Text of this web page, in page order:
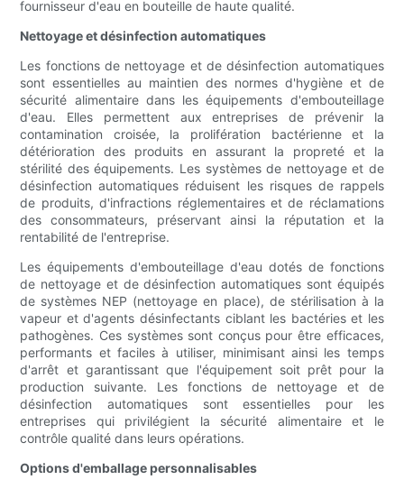
fournisseur d'eau en bouteille de haute qualité.
Nettoyage et désinfection automatiques
Les fonctions de nettoyage et de désinfection automatiques
sont essentielles au maintien des normes d'hygiène et de
sécurité alimentaire dans les équipements d'embouteillage
d'eau. Elles permettent aux entreprises de prévenir la
contamination croisée, la prolifération bactérienne et la
détérioration des produits en assurant la propreté et la
stérilité des équipements. Les systèmes de nettoyage et de
désinfection automatiques réduisent les risques de rappels
de produits, d'infractions réglementaires et de réclamations
des consommateurs, préservant ainsi la réputation et la
rentabilité de l'entreprise.
Les équipements d'embouteillage d'eau dotés de fonctions
de nettoyage et de désinfection automatiques sont équipés
de systèmes NEP (nettoyage en place), de stérilisation à la
vapeur et d'agents désinfectants ciblant les bactéries et les
pathogènes. Ces systèmes sont conçus pour être efficaces,
performants et faciles à utiliser, minimisant ainsi les temps
d'arrêt et garantissant que l'équipement soit prêt pour la
production suivante. Les fonctions de nettoyage et de
désinfection automatiques sont essentielles pour les
entreprises qui privilégient la sécurité alimentaire et le
contrôle qualité dans leurs opérations.
Options d'emballage personnalisables